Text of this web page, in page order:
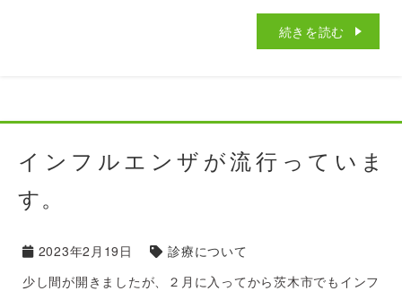
続きを読む
インフルエンザが流行っていま
す。
2023年2月19日
診療について
少し間が開きましたが、２月に入ってから茨木市でもインフ